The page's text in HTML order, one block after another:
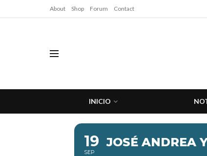
About Shop Forum Contact
INICIO
19
SEP
JOSÉ ANDREA